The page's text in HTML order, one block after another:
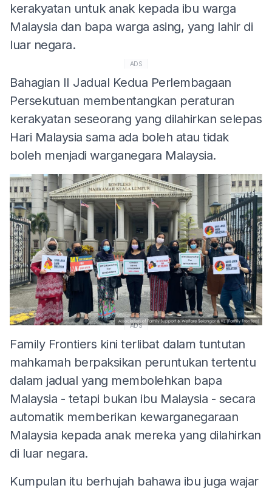
kerakyatan untuk anak kepada ibu warga
Malaysia dan bapa warga asing, yang lahir di
luar negara.
ADS
Bahagian II Jadual Kedua Perlembagaan
Persekutuan membentangkan peraturan
kerakyatan seseorang yang dilahirkan selepas
Hari Malaysia sama ada boleh atau tidak
boleh menjadi warganegara Malaysia.
ADS
Family Frontiers kini terlibat dalam tuntutan
mahkamah berpaksikan peruntukan tertentu
dalam jadual yang membolehkan bapa
Malaysia - tetapi bukan ibu Malaysia - secara
automatik memberikan kewarganegaraan
Malaysia kepada anak mereka yang dilahirkan
di luar negara.
Kumpulan itu berhujah bahawa ibu juga wajar